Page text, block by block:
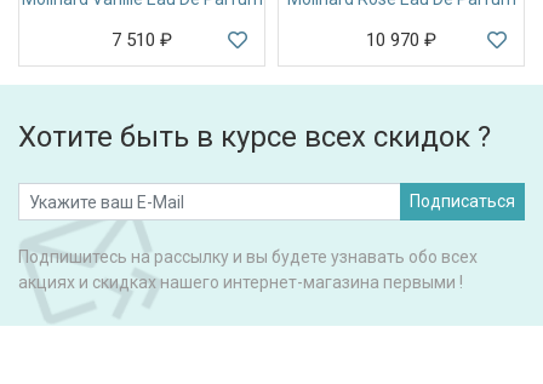
7 510 ₽ 10 970 ₽
Хотите быть в курсе всех скидок ?
Подписаться
Подпишитесь на рассылку и вы будете узнавать обо всех
акциях и скидках нашего интернет-магазина первыми !